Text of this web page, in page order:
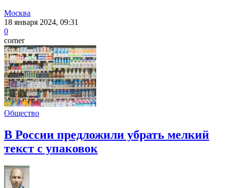
Москва
18 января 2024, 09:31
0
corner
Общество
В России предложили убрать мелкий
текст с упаковок